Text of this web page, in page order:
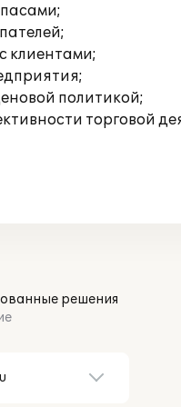
клиентами;
политикой;
торговой
решения